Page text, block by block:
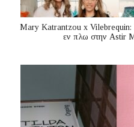
Mary Katrantzou x
εν πλω στην Astir